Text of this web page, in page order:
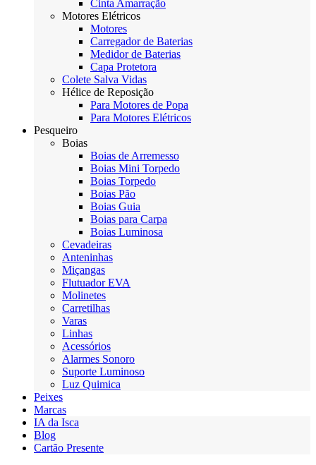
Cinta Amarração
Motores Elétricos
Motores
Carregador de Baterias
Medidor de Baterias
Capa Protetora
Colete Salva Vidas
Hélice de Reposição
Para Motores de Popa
Para Motores Elétricos
Pesqueiro
Boias
Boias de Arremesso
Boias Mini Torpedo
Boias Torpedo
Boias Pão
Boias Guia
Boias para Carpa
Boias Luminosa
Cevadeiras
Anteninhas
Miçangas
Flutuador EVA
Molinetes
Carretilhas
Varas
Linhas
Acessórios
Alarmes Sonoro
Suporte Luminoso
Luz Quimica
Peixes
Marcas
IA da Isca
Blog
Cartão Presente